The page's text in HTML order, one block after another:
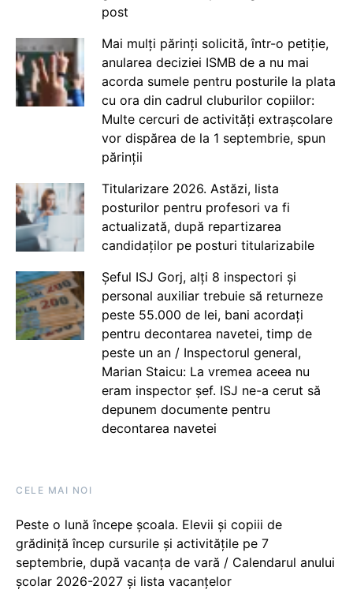
post
Mai mulți părinți solicită, într-o petiție,
anularea deciziei ISMB de a nu mai
acorda sumele pentru posturile la plata
cu ora din cadrul cluburilor copiilor:
Multe cercuri de activități extrașcolare
vor dispărea de la 1 septembrie, spun
părinții
Titularizare 2026. Astăzi, lista
posturilor pentru profesori va fi
actualizată, după repartizarea
candidaților pe posturi titularizabile
Șeful ISJ Gorj, alți 8 inspectori și
personal auxiliar trebuie să returneze
peste 55.000 de lei, bani acordați
pentru decontarea navetei, timp de
peste un an / Inspectorul general,
Marian Staicu: La vremea aceea nu
eram inspector șef. ISJ ne-a cerut să
depunem documente pentru
decontarea navetei
CELE MAI NOI
Peste o lună începe școala. Elevii și copiii de
grădiniță încep cursurile și activitățile pe 7
septembrie, după vacanța de vară / Calendarul anului
școlar 2026-2027 și lista vacanțelor